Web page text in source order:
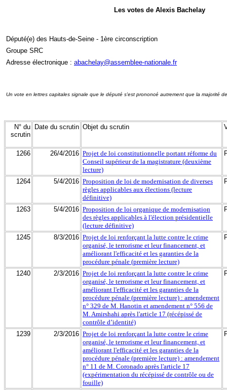
Les votes de Alexis Bachelay
Député(e) des Hauts-de-Seine - 1ère circonscription
Groupe SRC
Adresse électronique : abachelay@assemblee-nationale.fr
Un vote en lettres capitales signale que le député s'est prononcé autrement que la majorité
N° du
scrutin
Date du scrutin Objet du scrutin
1266 26/4/2016 Projet de loi constitutionnelle portant réforme du
Conseil supérieur de la magistrature (deuxième
lecture)
1264 5/4/2016 Proposition de loi de modernisation de diverses
règles applicables aux élections (lecture
définitive)
1263 5/4/2016 Proposition de loi organique de modernisation
des règles applicables à l'élection présidentielle
(lecture définitive)
1245 8/3/2016 Projet de loi renforçant la lutte contre le crime
organisé, le terrorisme et leur financement, et
améliorant l'efficacité et les garanties de la
procédure pénale (première lecture)
1240 2/3/2016 Projet de loi renforçant la lutte contre le crime
organisé, le terrorisme et leur financement, et
améliorant l'efficacité et les garanties de la
procédure pénale (première lecture) : amendement
n° 329 de M. Hanotin et amendement n° 556 de
M. Amirshahi après l'article 17 (récépissé de
contrôle d’identité)
1239 2/3/2016 Projet de loi renforçant la lutte contre le crime
organisé, le terrorisme et leur financement, et
améliorant l'efficacité et les garanties de la
procédure pénale (première lecture) : amendement
n° 11 de M. Coronado après l'article 17
(expérimentation du récépissé de contrôle ou de
fouille)